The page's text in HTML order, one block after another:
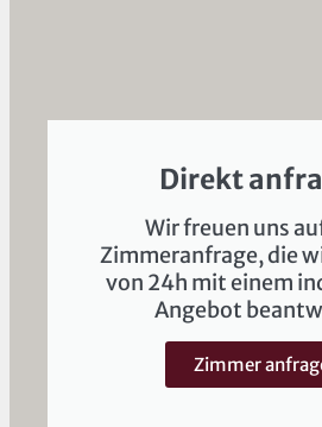
Direkt
Wir freuen uns
Zimmeranfrage, die
von 24h mit einem
Angebot
Zimmer